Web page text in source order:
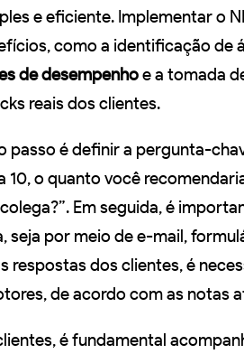
e eficiente. Implementar o
como a identificação de
de desempenhoe a tomada
reais dos clientes.
passo é definir a pergunta-
10, o quanto você
Em seguida, é
seja por meio de e-mail,
respostas dos clientes, é
de acordo com as notas
é fundamental